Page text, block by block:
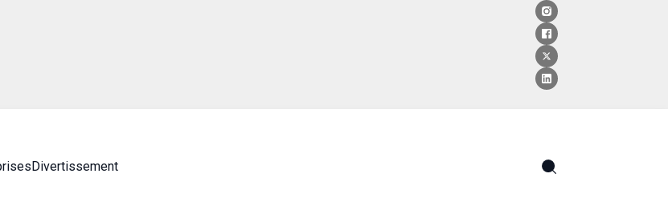
Divertissement